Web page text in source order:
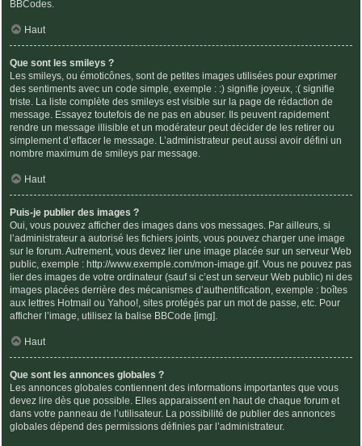
BBCodes.
Haut
Que sont les smileys ?
Les smileys, ou émoticônes, sont de petites images utilisées pour exprimer
des sentiments avec un code simple, exemple : :) signifie joyeux, :( signifie
triste. La liste complète des smileys est visible sur la page de rédaction de
message. Essayez toutefois de ne pas en abuser. Ils peuvent rapidement
rendre un message illisible et un modérateur peut décider de les retirer ou
simplement d’effacer le message. L’administrateur peut aussi avoir défini un
nombre maximum de smileys par message.
Haut
Puis-je publier des images ?
Oui, vous pouvez afficher des images dans vos messages. Par ailleurs, si
l’administrateur a autorisé les fichiers joints, vous pouvez charger une image
sur le forum. Autrement, vous devez lier une image placée sur un serveur Web
public, exemple : http://www.exemple.com/mon-image.gif. Vous ne pouvez pas
lier des images de votre ordinateur (sauf si c’est un serveur Web public) ni des
images placées derrière des mécanismes d’authentification, exemple : boîtes
aux lettres Hotmail ou Yahoo!, sites protégés par un mot de passe, etc. Pour
afficher l’image, utilisez la balise BBCode [img].
Haut
Que sont les annonces globales ?
Les annonces globales contiennent des informations importantes que vous
devez lire dès que possible. Elles apparaissent en haut de chaque forum et
dans votre panneau de l’utilisateur. La possibilité de publier des annonces
globales dépend des permissions définies par l’administrateur.